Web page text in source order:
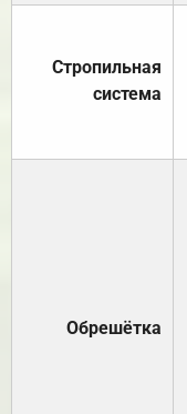
Стропильная
система
Обрешётка